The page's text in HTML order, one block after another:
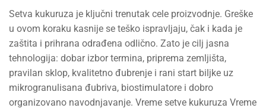
Setva kukuruza je ključni trenutak cele proizvodnje. Greške
u ovom koraku kasnije se teško ispravljaju, čak i kada je
zaštita i prihrana odrađena odlično. Zato je cilj jasna
tehnologija: dobar izbor termina, priprema zemljišta,
pravilan sklop, kvalitetno đubrenje i rani start biljke uz
mikrogranulisana đubriva, biostimulatore i dobro
organizovano navodnjavanje. Vreme setve kukuruza Vreme